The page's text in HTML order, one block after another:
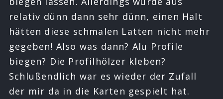
relativ dünn dann sehr dünn, einen Halt
hätten diese schmalen Latten nicht mehr
gegeben! Also was dann? Alu Profile
biegen? Die Profilhölzer kleben?
Schlußendlich war es wieder der Zufall
der mir da in die Karten gespielt hat.